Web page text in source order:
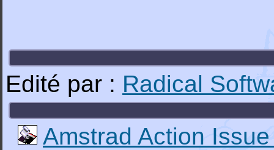
Edité par : Radical
Amstrad Action